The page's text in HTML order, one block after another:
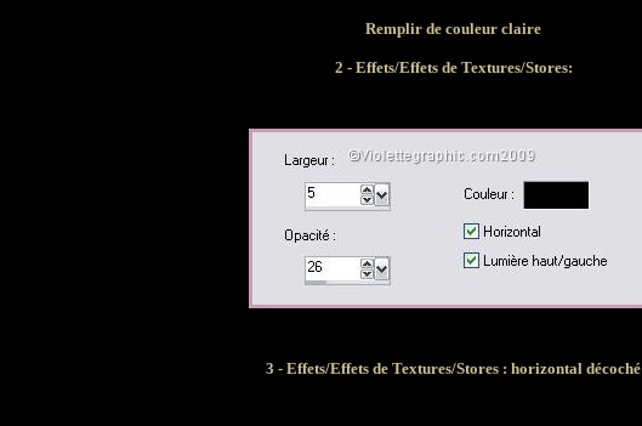
Remplir de couleur claire
2 - Effets/Effets de Textures/Stores:
3 - Effets/Effets de Textures/Stores : horizontal décoché